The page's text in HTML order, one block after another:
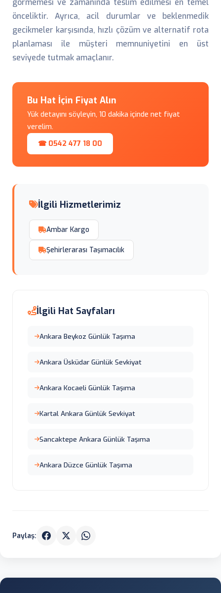
görmemesi ve zamanında teslim edilmesi en temel
önceliktir. Ayrıca, acil durumlar ve beklenmedik
gecikmeler karşısında, hızlı çözüm ve alternatif rota
planlaması ile müşteri memnuniyetini en üst
seviyede tutmak amaçlanır.
Bu Hat İçin Fiyat Alın
Yük detayını söyleyin, 10 dakika içinde net fiyat
verelim.
☎ 0542 477 18 00
İlgili Hizmetlerimiz
Ambar Kargo
Şehirlerarası Taşımacılık
İlgili Hat Sayfaları
Ankara Beykoz Günlük Taşıma
Ankara Üsküdar Günlük Sevkiyat
Ankara Kocaeli Günlük Taşıma
Kartal Ankara Günlük Sevkiyat
Sancaktepe Ankara Günlük Taşıma
Ankara Düzce Günlük Taşıma
Paylaş: